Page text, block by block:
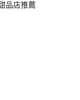
品店推薦